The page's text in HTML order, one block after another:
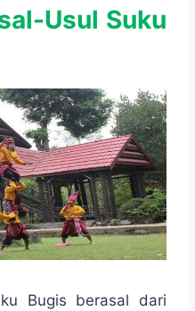
Usul Suku
Bugis berasal dari